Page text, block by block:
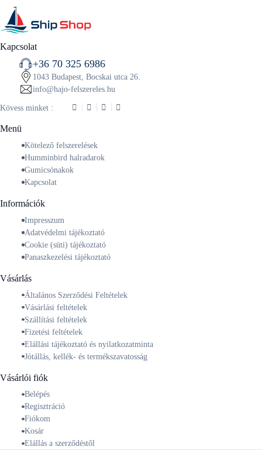
Kapcsolat
+36 70 325 6986
1043 Budapest, Bocskai utca 26.
info@hajo-felszereles.hu
Kövess minket :
Menü
Kötelező felszerelések
Humminbird halradarok
Gumicsónakok
Kapcsolat
Információk
Impresszum
Adatvédelmi tájékoztató
Cookie (süti) tájékoztató
Panaszkezelési tájékoztató
Vásárlás
Általános Szerződési Feltételek
Vásárlási feltételek
Szállítási feltételek
Fizetési feltételek
Elállási tájékoztató és nyilatkozatminta
Jótállás, kellék- és termékszavatosság
Vásárlói fiók
Belépés
Regisztráció
Fiókom
Kosár
Elállás a szerződéstől